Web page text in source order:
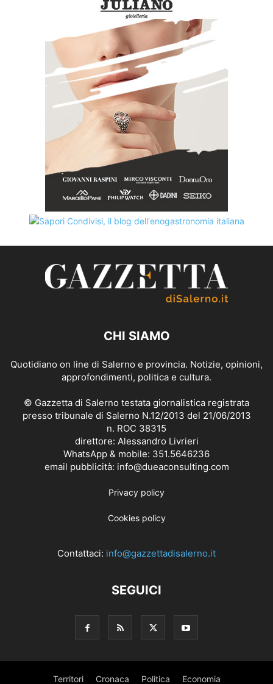
CHI SIAMO
Quotidiano on line di Salerno e provincia. Notizie, opinioni,
approfondimenti, politica e cultura.
© Gazzetta di Salerno testata giornalistica registrata
presso tribunale di Salerno N.12/2013 del 21/06/2013
n. ROC 38315
direttore: Alessandro Livrieri
WhatsApp & mobile: 351.5646236
email pubblicità: info@dueaconsulting.com
Privacy policy
Cookies policy
Contattaci: info@gazzettadisalerno.it
SEGUICI
Territori Cronaca Politica Economia